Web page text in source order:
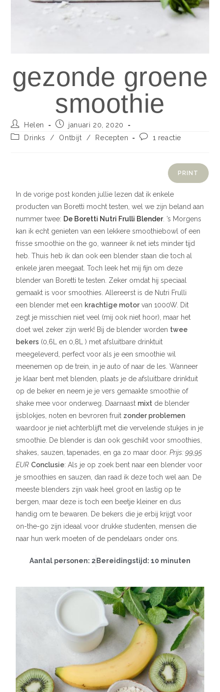
gezonde groene
smoothie
Helen
januari 20, 2020
Drinks
/ Ontbijt / Recepten 1 reactie
PRINT
In de vorige post konden jullie lezen dat ik enkele
producten van Boretti mocht testen, wel we zijn beland aan
nummer twee: De Boretti Nutri Frulli Blender. ’s Morgens
kan ik echt genieten van een lekkere smoothiebowl of een
frisse smoothie on the go, wanneer ik net iets minder tijd
heb. Thuis heb ik dan ook een blender staan die toch al
enkele jaren meegaat. Toch leek het mij fijn om deze
blender van Boretti te testen. Zeker omdat hij speciaal
gemaakt is voor smoothies. Allereerst is de Nutri Frulli
een blender met een krachtige motorvan 1000W. Dit
zegt je misschien niet veel (mij ook niet hoor), maar het
doet wel zeker zijn werk! Bij de blender worden twee
bekers (0,6L en 0,8L ) met afsluitbare drinktuit
meegeleverd, perfect voor als je een smoothie wil
meenemen op de trein, in je auto of naar de les. Wanneer
je klaar bent met blenden, plaats je de afsluitbare drinktuit
op de beker en neem je je vers gemaakte smoothie of
shake mee voor onderweg. Daarnaast mixt de blender
ijsblokjes, noten en bevroren fruit zonder problemen
waardoor je niet achterblijft met die vervelende stukjes in je
smoothie. De blender is dan ook geschikt voor smoothies,
shakes, sauzen, tapenades, en ga zo maar door.Prijs: 99,95
EUR Conclusie: Als je op zoek bent naar een blender voor
je smoothies en sauzen, dan raad ik deze toch wel aan. De
meeste blenders zijn vaak heel groot en lastig op te
bergen, maar deze is toch een beetje kleiner en dus
handig om te bewaren. De bekers die je erbij krijgt voor
on-the-go zijn ideaal voor drukke studenten, mensen die
naar hun werk moeten of de pendelaars onder ons.
Aantal personen: 2 Bereidingstijd: 10 minuten